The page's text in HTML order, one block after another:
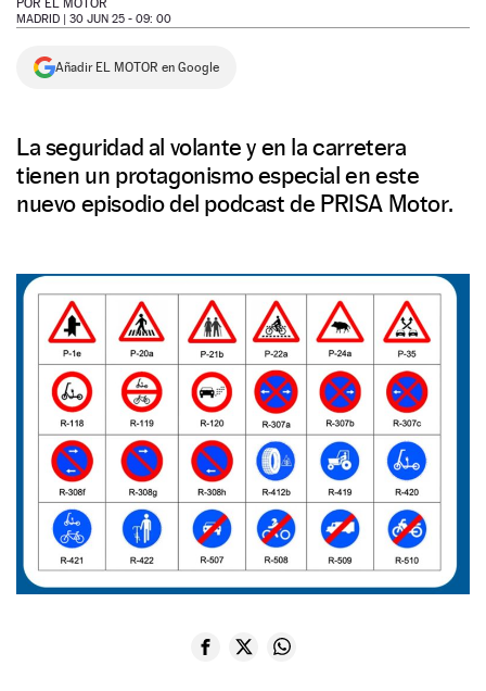
NEWSLETTER
POR EL MOTOR
MADRID | 30 JUN 25 - 09: 00
Añadir EL MOTOR en Google
La seguridad al volante y en la carretera
tienen un protagonismo especial en este
nuevo episodio del podcast de PRISA Motor.